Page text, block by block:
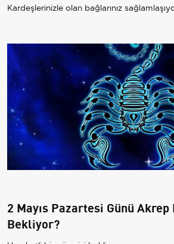
Kardeşlerinizle olan bağlarınız
2 Mayıs Pazartesi Günü
Bekliyor?